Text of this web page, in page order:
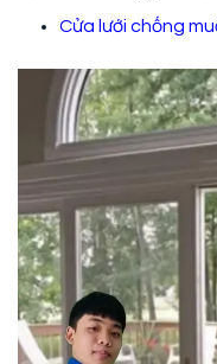
Cửa lưới chống